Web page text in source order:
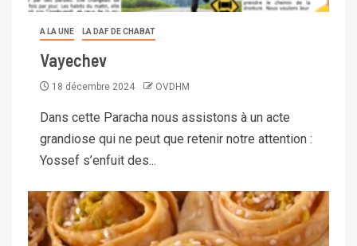
A LA UNE LA DAF DE CHABAT
Vayechev
18 décembre 2024 OVDHM
Dans cette Paracha nous assistons à un acte
grandiose qui ne peut que retenir notre attention :
Yossef s’enfuit des...